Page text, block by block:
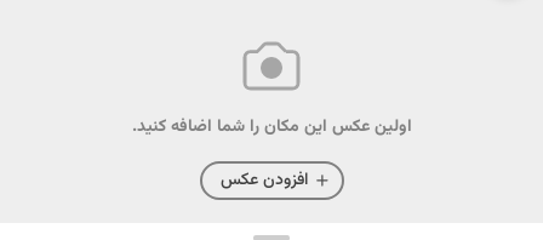
اولین عکس این مکان را شما اضافه کنید.
افزودن عکس